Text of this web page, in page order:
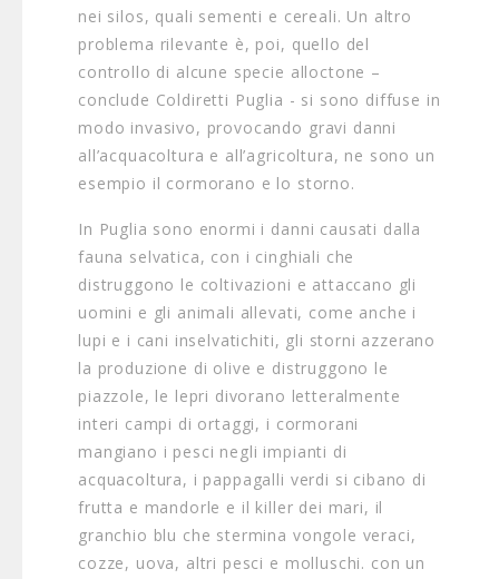
nei silos, quali sementi e cereali. Un altro
problema rilevante è, poi, quello del
controllo di alcune specie alloctone –
conclude Coldiretti Puglia - si sono diffuse in
modo invasivo, provocando gravi danni
all’acquacoltura e all’agricoltura, ne sono un
esempio il cormorano e lo storno.
In Puglia sono enormi i danni causati dalla
fauna selvatica, con i cinghiali che
distruggono le coltivazioni e attaccano gli
uomini e gli animali allevati, come anche i
lupi e i cani inselvatichiti, gli storni azzerano
la produzione di olive e distruggono le
piazzole, le lepri divorano letteralmente
interi campi di ortaggi, i cormorani
mangiano i pesci negli impianti di
acquacoltura, i pappagalli verdi si cibano di
frutta e mandorle e il killer dei mari, il
granchio blu che stermina vongole veraci,
cozze, uova, altri pesci e molluschi. con un